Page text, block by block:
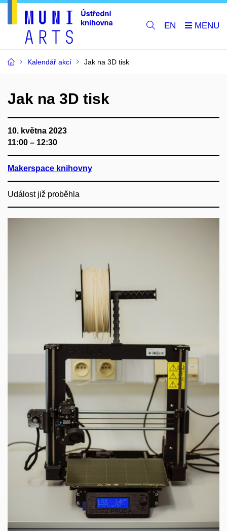
EN
Kalendář akcí Jak na 3D tisk
Jak na 3D tisk
10. května 2023
11:00 – 12:30
Makerspace knihovny
Událost již proběhla